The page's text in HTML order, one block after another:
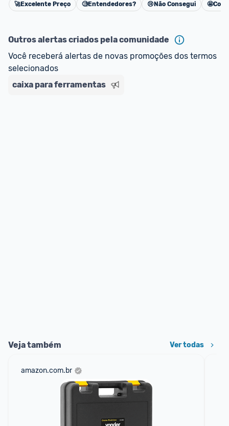
Cancelar
🚀Excelente Preço 🧐Entendedores? 😢 Não Consegui 🤩
Outros alertas criados pela comunidade
Você receberá alertas de novas promoções dos termos
selecionados
caixa para ferramentas
Veja também Ver todas
amazon.com.br